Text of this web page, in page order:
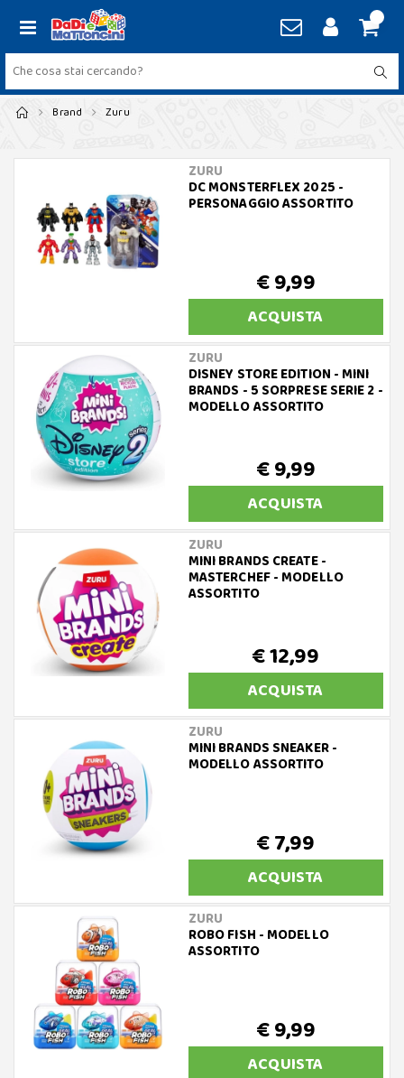
Brand Zuru
ZURU
DC MONSTERFLEX 2025 -
PERSONAGGIO ASSORTITO
€ 9,99
ACQUISTA
ZURU
DISNEY STORE EDITION - MINI
BRANDS - 5 SORPRESE SERIE 2 -
MODELLO ASSORTITO
€ 9,99
ACQUISTA
ZURU
MINI BRANDS CREATE -
MASTERCHEF - MODELLO
ASSORTITO
€ 12,99
ACQUISTA
ZURU
MINI BRANDS SNEAKER -
MODELLO ASSORTITO
€ 7,99
ACQUISTA
ZURU
ROBO FISH - MODELLO
ASSORTITO
€ 9,99
ACQUISTA